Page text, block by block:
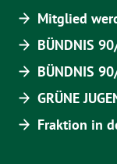
Mitglied
BÜNDNIS
BÜNDNIS
GRÜNE
Fraktion in